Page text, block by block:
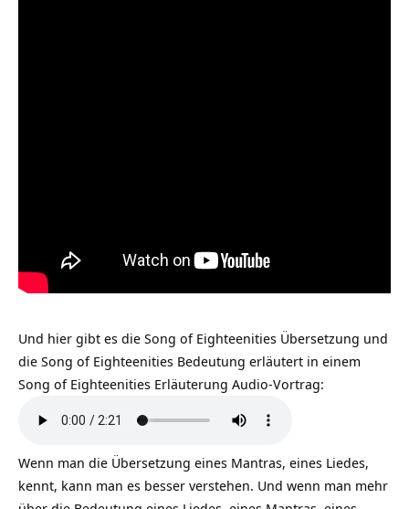
Und hier gibt es die Song of Eighteenities Übersetzung und
die Song of Eighteenities Bedeutung erläutert in einem
Song of Eighteenities Erläuterung Audio-Vortrag:
Wenn man die Übersetzung eines Mantras, eines Liedes,
kennt, kann man es besser verstehen. Und wenn man mehr